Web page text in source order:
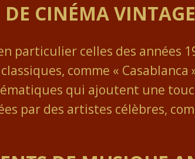
CINÉMA VINTAGE
particulier celles des années
comme «
qui ajoutent une
par des artistes célèbres,